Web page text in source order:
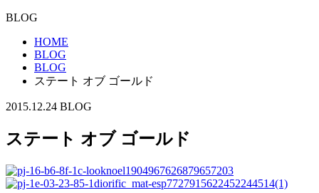
BLOG
HOME
BLOG
BLOG
ステート オブ ゴールド
2015.12.24 BLOG
ステート オブ ゴールド